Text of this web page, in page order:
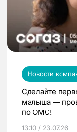
Новости
Сделайте
малыша —
по ОМС!
13:10 / 23.07.26